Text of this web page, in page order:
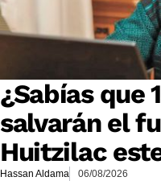
¿Sabías que
salvarán el
Huitzilac
Hassan Aldama 06/08/2026